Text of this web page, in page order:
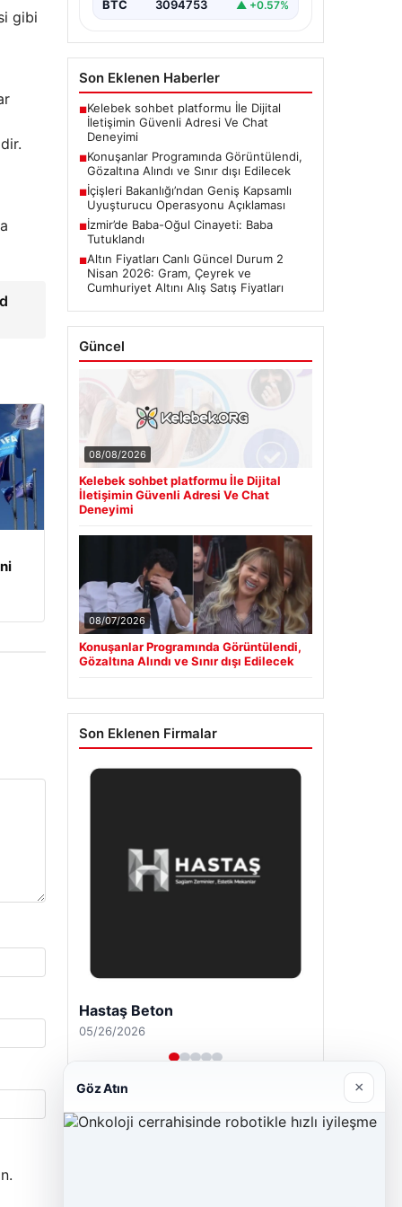
gibi
BTC 3094753 ▲ +0.57%
Son Eklenen Haberler
■Kelebek sohbet platformu İle Dijital
İletişimin Güvenli Adresi Ve Chat
Deneyimi
■Konuşanlar Programında Görüntülendi,
Gözaltına Alındı ve Sınır dışı Edilecek
■İçişleri Bakanlığı’ndan Geniş Kapsamlı
Uyuşturucu Operasyonu Açıklaması
■İzmir’de Baba-Oğul Cinayeti: Baba
Tutuklandı
■Altın Fiyatları Canlı Güncel Durum 2
Nisan 2026: Gram, Çeyrek ve
Cumhuriyet Altını Alış Satış Fiyatları
Güncel
08/08/2026
Kelebek sohbet platformu İle Dijital
İletişimin Güvenli Adresi Ve Chat
Deneyimi
08/07/2026
Konuşanlar Programında Görüntülendi,
Gözaltına Alındı ve Sınır dışı Edilecek
Son Eklenen Firmalar
Hastaş Beton
05/26/2026
Göz Atın ×